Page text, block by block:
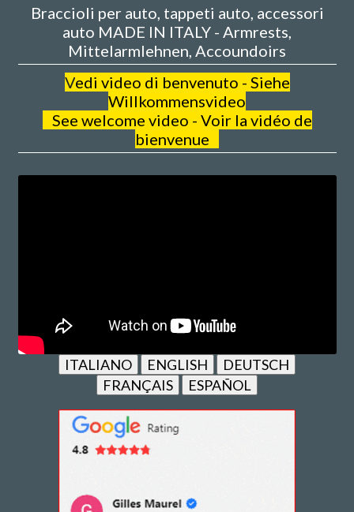
Braccioli per auto, tappeti auto, accessori
auto MADE IN ITALY - Armrests,
Mittelarmlehnen, Accoundoirs
Vedi video di benvenuto - Siehe
Willkommensvideo
See welcome video - Voir la vidéo de
bienvenue
ITALIANO ENGLISH
DEUTSCH
FRANÇAIS
ESPAÑOL